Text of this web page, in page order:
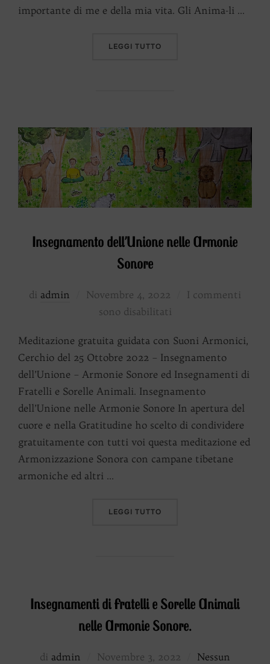
importante di me e della mia vita. Gli Anima-li …
LEGGI TUTTO
Insegnamento dell’Unione nelle Armonie
Sonore
di admin
Pubblicato
Novembre 4, 2022
I commenti
sono disabilitati
Meditazione gratuita guidata con Suoni Armonici,
Cerchio del 25 Ottobre 2022 – Insegnamento
dell’Unione – Armonie Sonore ed Insegnamenti di
Fratelli e Sorelle Animali. Insegnamento
dell’Unione nelle Armonie Sonore In apertura del
cuore e nella Gratitudine ho scelto di condividere
gratuitamente con tutti voi questa meditazione ed
Armonizzazione Sonora con campane tibetane
armoniche ed altri …
LEGGI TUTTO
Insegnamenti di Fratelli e Sorelle Animali
nelle Armonie Sonore.
di admin
Pubblicato
Novembre 3, 2022
Nessun